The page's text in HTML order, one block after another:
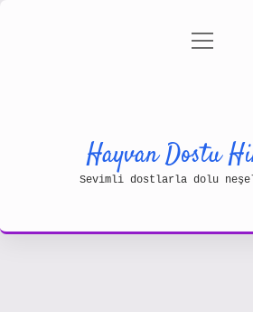
Gizlilik menüyü
Hayvan Dostu
Sevimli dostlarla dolu